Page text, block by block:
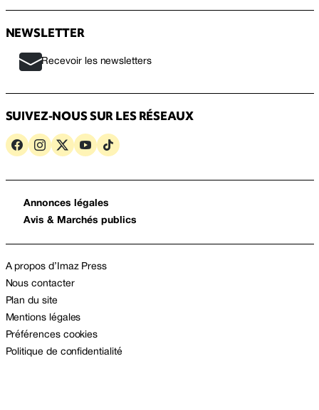
NEWSLETTER
Recevoir les newsletters
SUIVEZ-NOUS SUR LES RÉSEAUX
Annonces légales
Avis & Marchés publics
A propos d’Imaz Press
Nous contacter
Plan du site
Mentions légales
Préférences cookies
Politique de confidentialité